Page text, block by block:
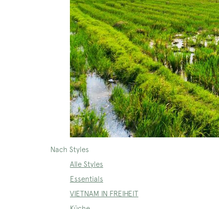
Nach Styles
Alle Styles
Essentials
VIETNAM IN FREIHEIT